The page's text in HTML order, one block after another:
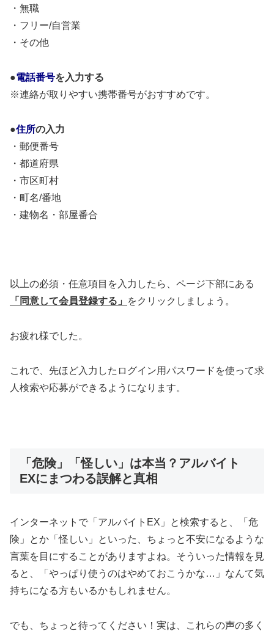
・無職
・フリー/自営業
・その他
●電話番号を入力する
※連絡が取りやすい携帯番号がおすすめです。
●住所の入力
・郵便番号
・都道府県
・市区町村
・町名/番地
・建物名・部屋番合
以上の必須・任意項目を入力したら、ページ下部にある
「同意して会員登録する」
をクリックしましょう。
お疲れ様でした。
これで、先ほど入力したログイン用パスワードを使って求
人検索や応募ができるようになります。
「危険」「怪しい」は本当？アルバイト
EXにまつわる誤解と真相
インターネットで「アルバイトEX」と検索すると、「危
険」とか「怪しい」といった、ちょっと不安になるような
言葉を目にすることがありますよね。そういった情報を見
ると、「やっぱり使うのはやめておこうかな…」なんて気
持ちになる方もいるかもしれません。
でも、ちょっと待ってください！実は、これらの声の多く